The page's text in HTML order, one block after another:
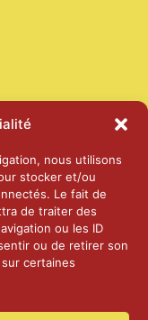
nous utilisons
stocker et/ou
Le fait de
de traiter des
ou les ID
ou de retirer son
certaines
et Abbaye de St-